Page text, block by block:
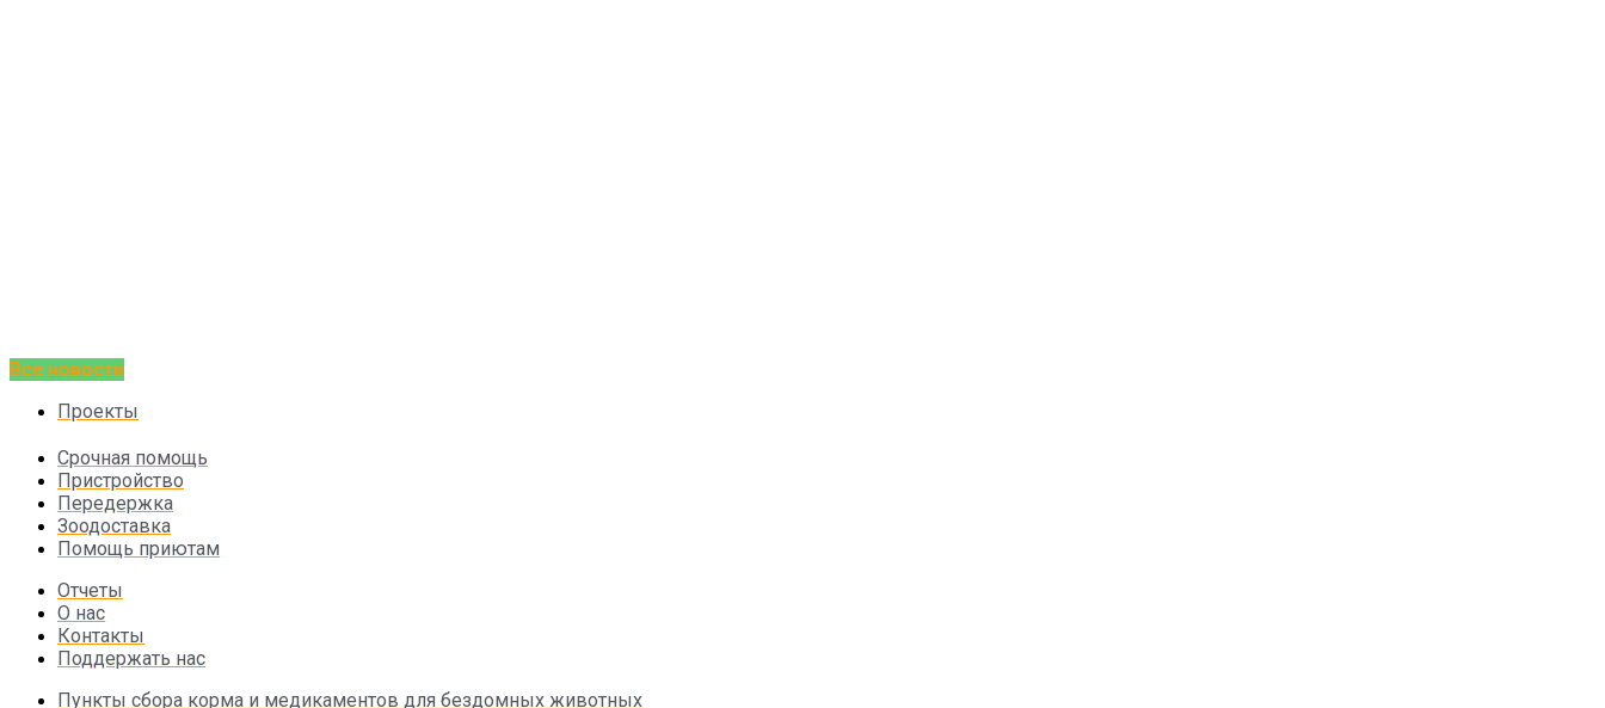
Все новости
Проекты
Срочная помощь
Пристройство
Передержка
Зоодоставка
Помощь приютам
Отчеты
О нас
Контакты
Поддержать нас
Пункты сбора корма и медикаментов для бездомных животных